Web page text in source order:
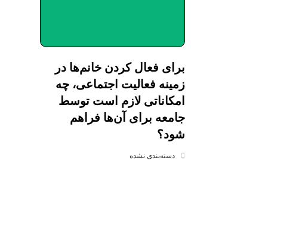
برای فعال کردن خانم‌ها در
زمینه فعالیت اجتماعی، چه
امکاناتی لازم است توسط
جامعه برای آن‌ها فراهم
شود؟
دسته‌بندی نشده